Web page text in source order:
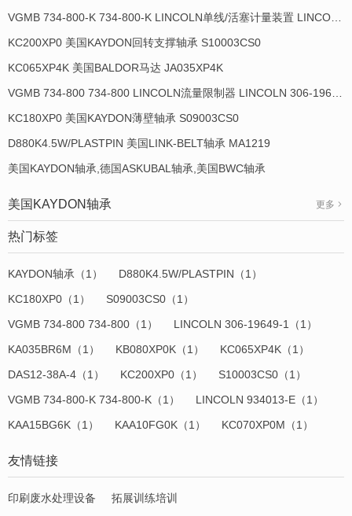
KC200XP0 美国KAYDON回转支撑轴承 S10003CS0
KC065XP4K 美国BALDOR马达 JA035XP4K
KC180XP0 美国KAYDON薄壁轴承 S09003CS0
D880K4.5W/PLASTPIN 美国LINK-BELT轴承 MA1219
美国KAYDON轴承,德国ASKUBAL轴承,美国BWC轴承
美国KAYDON轴承 更多
热门标签
KAYDON轴承（1）
D880K4.5W/PLASTPIN（1）
KC180XP0（1）
S09003CS0（1）
VGMB 734-800 734-800（1）
LINCOLN 306-19649-1（1）
KA035BR6M（1）
KB080XP0K（1）
KC065XP4K（1）
DAS12-38A-4（1）
KC200XP0（1）
S10003CS0（1）
VGMB 734-800-K 734-800-K（1）
LINCOLN 934013-E（1）
KAA15BG6K（1）
KAA10FG0K（1） KC070XP0M（1）
友情链接
印刷废水处理设备 拓展训练培训